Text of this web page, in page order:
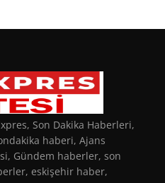
Son Dakika Haberleri,
haberi, Ajans
Gündem haberler, son
eskişehir haber,